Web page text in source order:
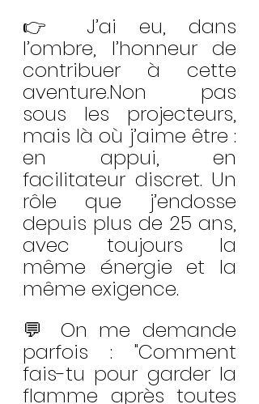
👉 J’ai eu, dans
l’ombre, l’honneur de
contribuer à cette
aventure.Non pas
sous les projecteurs,
mais là où j’aime être :
en appui, en
facilitateur discret. Un
rôle que j’endosse
depuis plus de 25 ans,
avec toujours la
même énergie et la
même exigence.
💬 On me demande
parfois : "Comment
fais-tu pour garder la
flamme après toutes